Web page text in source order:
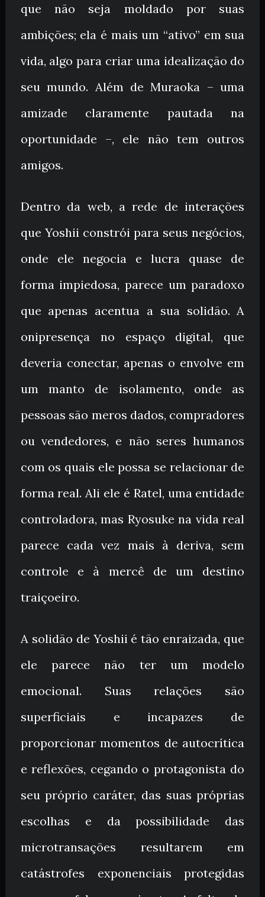
que não seja moldado por suas
ambições; ela é mais um “ativo” em sua
vida, algo para criar uma idealização do
seu mundo. Além de Muraoka – uma
amizade claramente pautada na
oportunidade –, ele não tem outros
amigos.
Dentro da web, a rede de interações
que Yoshii constrói para seus negócios,
onde ele negocia e lucra quase de
forma impiedosa, parece um paradoxo
que apenas acentua a sua solidão. A
onipresença no espaço digital, que
deveria conectar, apenas o envolve em
um manto de isolamento, onde as
pessoas são meros dados, compradores
ou vendedores, e não seres humanos
com os quais ele possa se relacionar de
forma real. Ali ele é Ratel, uma entidade
controladora, mas Ryosuke na vida real
parece cada vez mais à deriva, sem
controle e à mercê de um destino
traiçoeiro.
A solidão de Yoshii é tão enraizada, que
ele parece não ter um modelo
emocional. Suas relações são
superficiais e incapazes de
proporcionar momentos de autocrítica
e reflexões, cegando o protagonista do
seu próprio caráter, das suas próprias
escolhas e da possibilidade das
microtransações resultarem em
catástrofes exponenciais protegidas